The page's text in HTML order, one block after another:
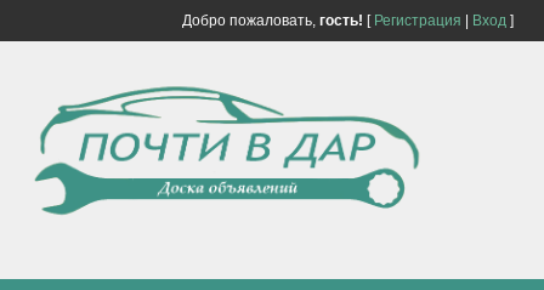
Добро пожаловать, гость! [ Регистрация Вход]